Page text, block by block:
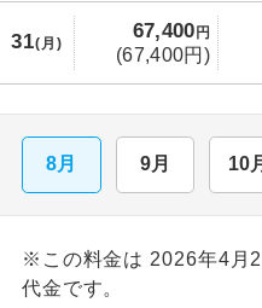
31(月)
67,400 円
(67,400円)
8月 9月 10
※この料金は 2026年4月
代金です。